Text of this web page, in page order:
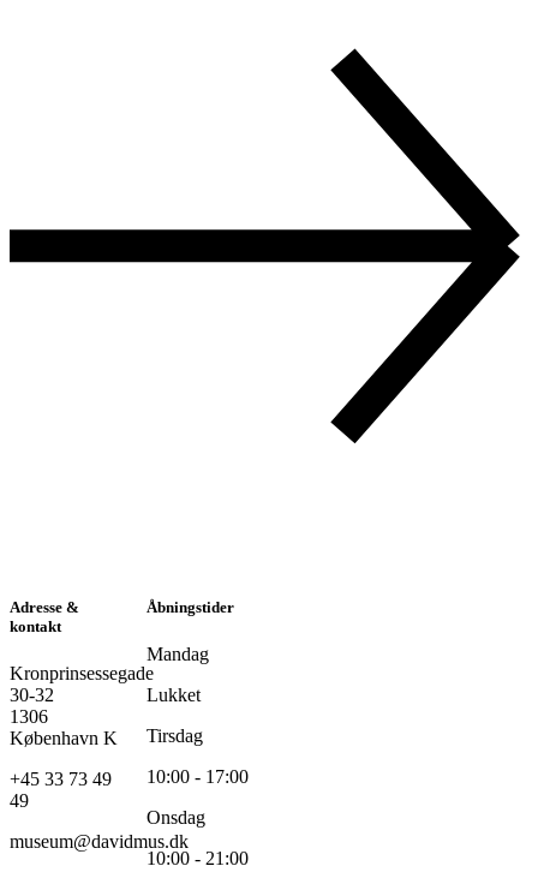
Adresse &
kontakt
Kronprinsessegade
30-32
1306
København K
+45 33 73 49
49
museum@davidmus.dk
Åbningstider
Mandag
Lukket
Tirsdag
10:00 - 17:00
Onsdag
10:00 - 21:00